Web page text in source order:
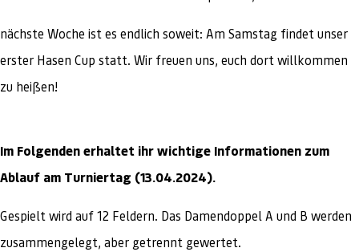
nächste Woche ist es endlich soweit: Am Samstag findet unser
erster Hasen Cup statt. Wir freuen uns, euch dort willkommen
zu heißen!
Im Folgenden erhaltet ihr wichtige Informationen zum
Ablauf am Turniertag (13.04.2024).
Gespielt wird auf 12 Feldern. Das Damendoppel A und B werden
zusammengelegt, aber getrennt gewertet.